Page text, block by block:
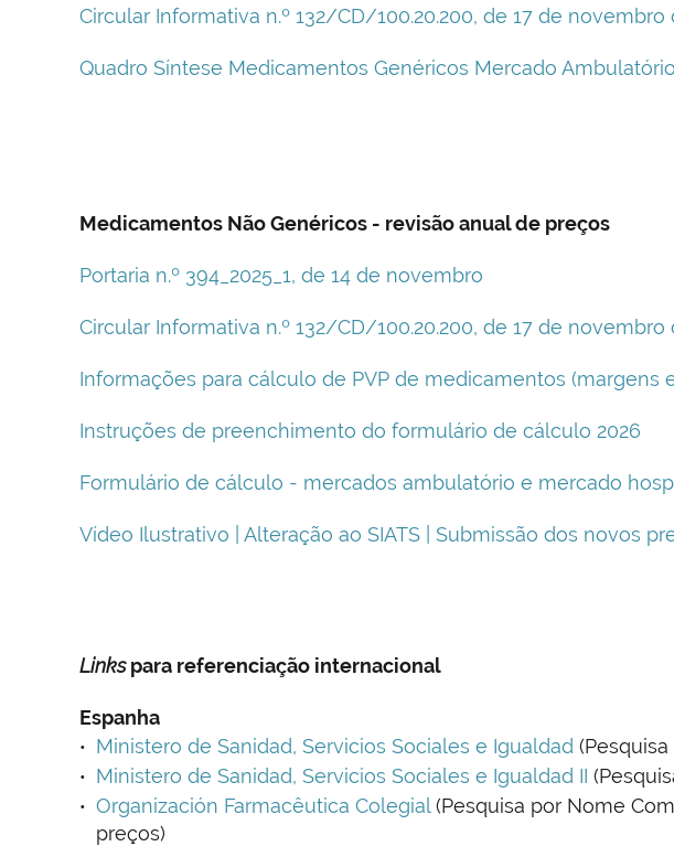
Circular Informativa n.º 132/CD/100.20.200, de 17 de novembro
Quadro Síntese Medicamentos Genéricos Mercado
Medicamentos Não Genéricos - revisão anual de preços
Portaria n.º 394_2025_1, de 14 de novembro
Circular Informativa n.º 132/CD/100.20.200, de 17 de novembro
Informações para cálculo de PVP de medicamentos (margens
Instruções de preenchimento do formulário de cálculo 2026
Formulário de cálculo - mercados ambulatório e mercado
Vídeo Ilustrativo | Alteração ao SIATS | Submissão dos novos
Linkspara referenciação internacional
Espanha
Ministero de Sanidad, Servicios Sociales e Igualdad
Ministero de Sanidad, Servicios Sociales e Igualdad II
Organización Farmacêutica Colegial (Pesquisa por Nome
preços)